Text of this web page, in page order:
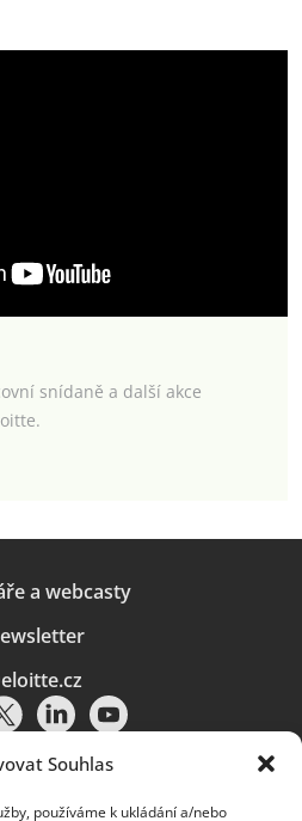
Souhlas
používáme k ukládání a/nebo
snídaně a další akce
a webcasty